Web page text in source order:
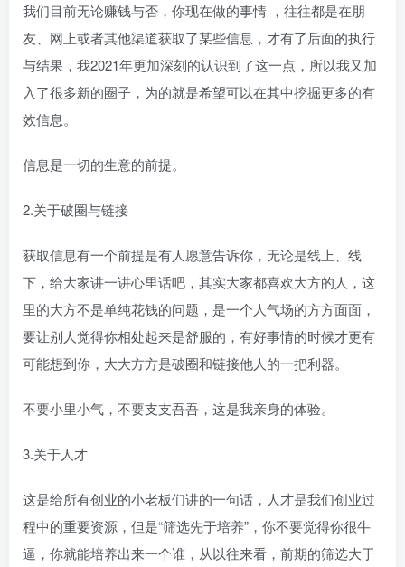
我们目前无论赚钱与否，你现在做的事情 ，往往都是在朋
友、网上或者其他渠道获取了某些信息，才有了后面的执行
与结果，我2021年更加深刻的认识到了这一点，所以我又加
入了很多新的圈子，为的就是希望可以在其中挖掘更多的有
效信息。
信息是一切的生意的前提。
2.关于破圈与链接
获取信息有一个前提是有人愿意告诉你，无论是线上、线
下，给大家讲一讲心里话吧，其实大家都喜欢大方的人，这
里的大方不是单纯花钱的问题，是一个人气场的方方面面，
要让别人觉得你相处起来是舒服的，有好事情的时候才更有
可能想到你，大大方方是破圈和链接他人的一把利器。
不要小里小气，不要支支吾吾，这是我亲身的体验。
3.关于人才
这是给所有创业的小老板们讲的一句话，人才是我们创业过
程中的重要资源，但是“筛选先于培养”，你不要觉得你很牛
逼，你就能培养出来一个谁，从以往来看，前期的筛选大于